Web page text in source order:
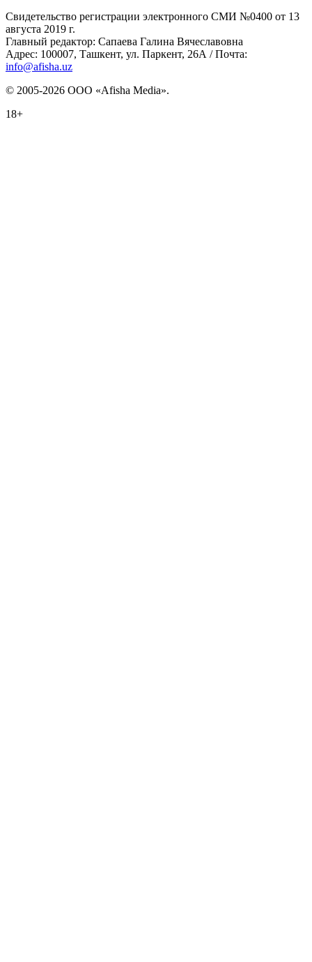
Свидетельство регистрации электронного СМИ №0400 от 13
августа 2019 г.
Главный редактор: Сапаева Галина Вячеславовна
Адрес: 100007, Ташкент, ул. Паркент, 26А / Почта:
info@afisha.uz
© 2005-2026 ООО «Afisha Media».
18+